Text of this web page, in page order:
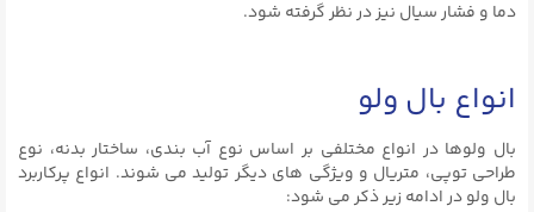
دما و فشار سیال نیز در نظر گرفته شود.
انواع بال ولو
بال ولوها در انواع مختلفی بر اساس نوع آب بندی، ساختار بدنه، نوع
طراحی توپی، متریال و ویژگی های دیگر تولید می شوند. انواع پرکاربرد
بال ولو در ادامه زیر ذکر می شود: